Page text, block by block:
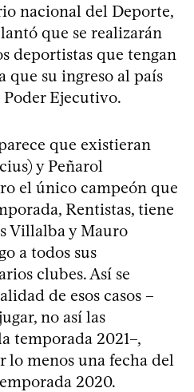
nacional del Deporte,
que se realizarán
deportistas que tengan
que su ingreso al país
Ejecutivo.
que existieran
y Peñarol
el único campeón que
Rentistas, tiene
Villalba y Mauro
a todos sus
clubes. Así se
de esos casos –
no así las
temporada 2021–,
lo menos una fecha del
2020.